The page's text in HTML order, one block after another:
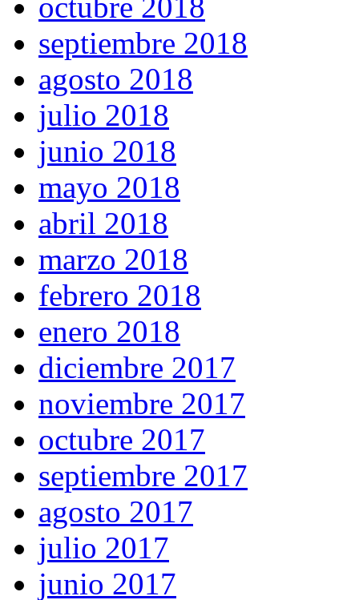
octubre 2018
septiembre 2018
agosto 2018
julio 2018
junio 2018
mayo 2018
abril 2018
marzo 2018
febrero 2018
enero 2018
diciembre 2017
noviembre 2017
octubre 2017
septiembre 2017
agosto 2017
julio 2017
junio 2017